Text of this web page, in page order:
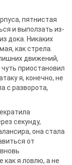
пятнистая
и выползать из-
дока. Никаких
как стрела.
движений,
приостановил
я, конечно, не
с разворота,
секунду,
она стала
от
как я ловлю, а не